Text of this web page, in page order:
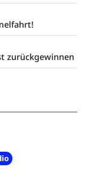
zurückgewinnen